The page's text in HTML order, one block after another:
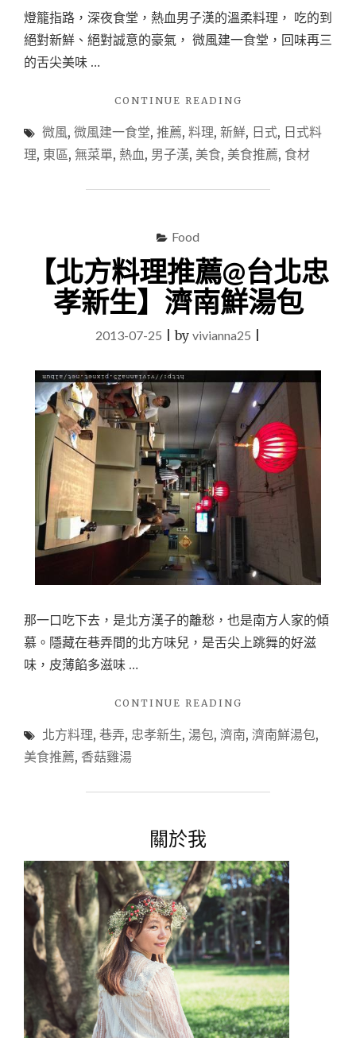
燈籠指路，深夜食堂，熱血男子漢的溫柔料理， 吃的到
絕對新鮮、絕對誠意的豪氣， 微風建一食堂，回味再三
的舌尖美味 …
CONTINUE READING
無
菜
台
北】
微
風
建
堂"
微風, 微風建一食堂, 推薦, 料理, 新鮮, 日式, 日式料
理, 東區, 無菜單, 熱血, 男子漢, 美食, 美食推薦, 食材
Food
【北方料理推薦@台北忠
孝新生】濟南鮮湯包
2013-07-25 |by vivianna25
那一口吃下去，是北方漢子的離愁，也是南方人家的傾
慕。隱藏在巷弄間的北方味兒，是舌尖上跳舞的好滋
味，皮薄餡多滋味 …
CONTINUE READING
料
孝
新
生】
濟
南
鮮
湯
包"
北方料理, 巷弄, 忠孝新生, 湯包, 濟南, 濟南鮮湯包,
美食推薦, 香菇雞湯
關於我